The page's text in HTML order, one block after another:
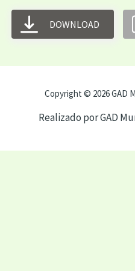
DOWNLOAD
Copyright © 2026 GAD
Realizado por GAD